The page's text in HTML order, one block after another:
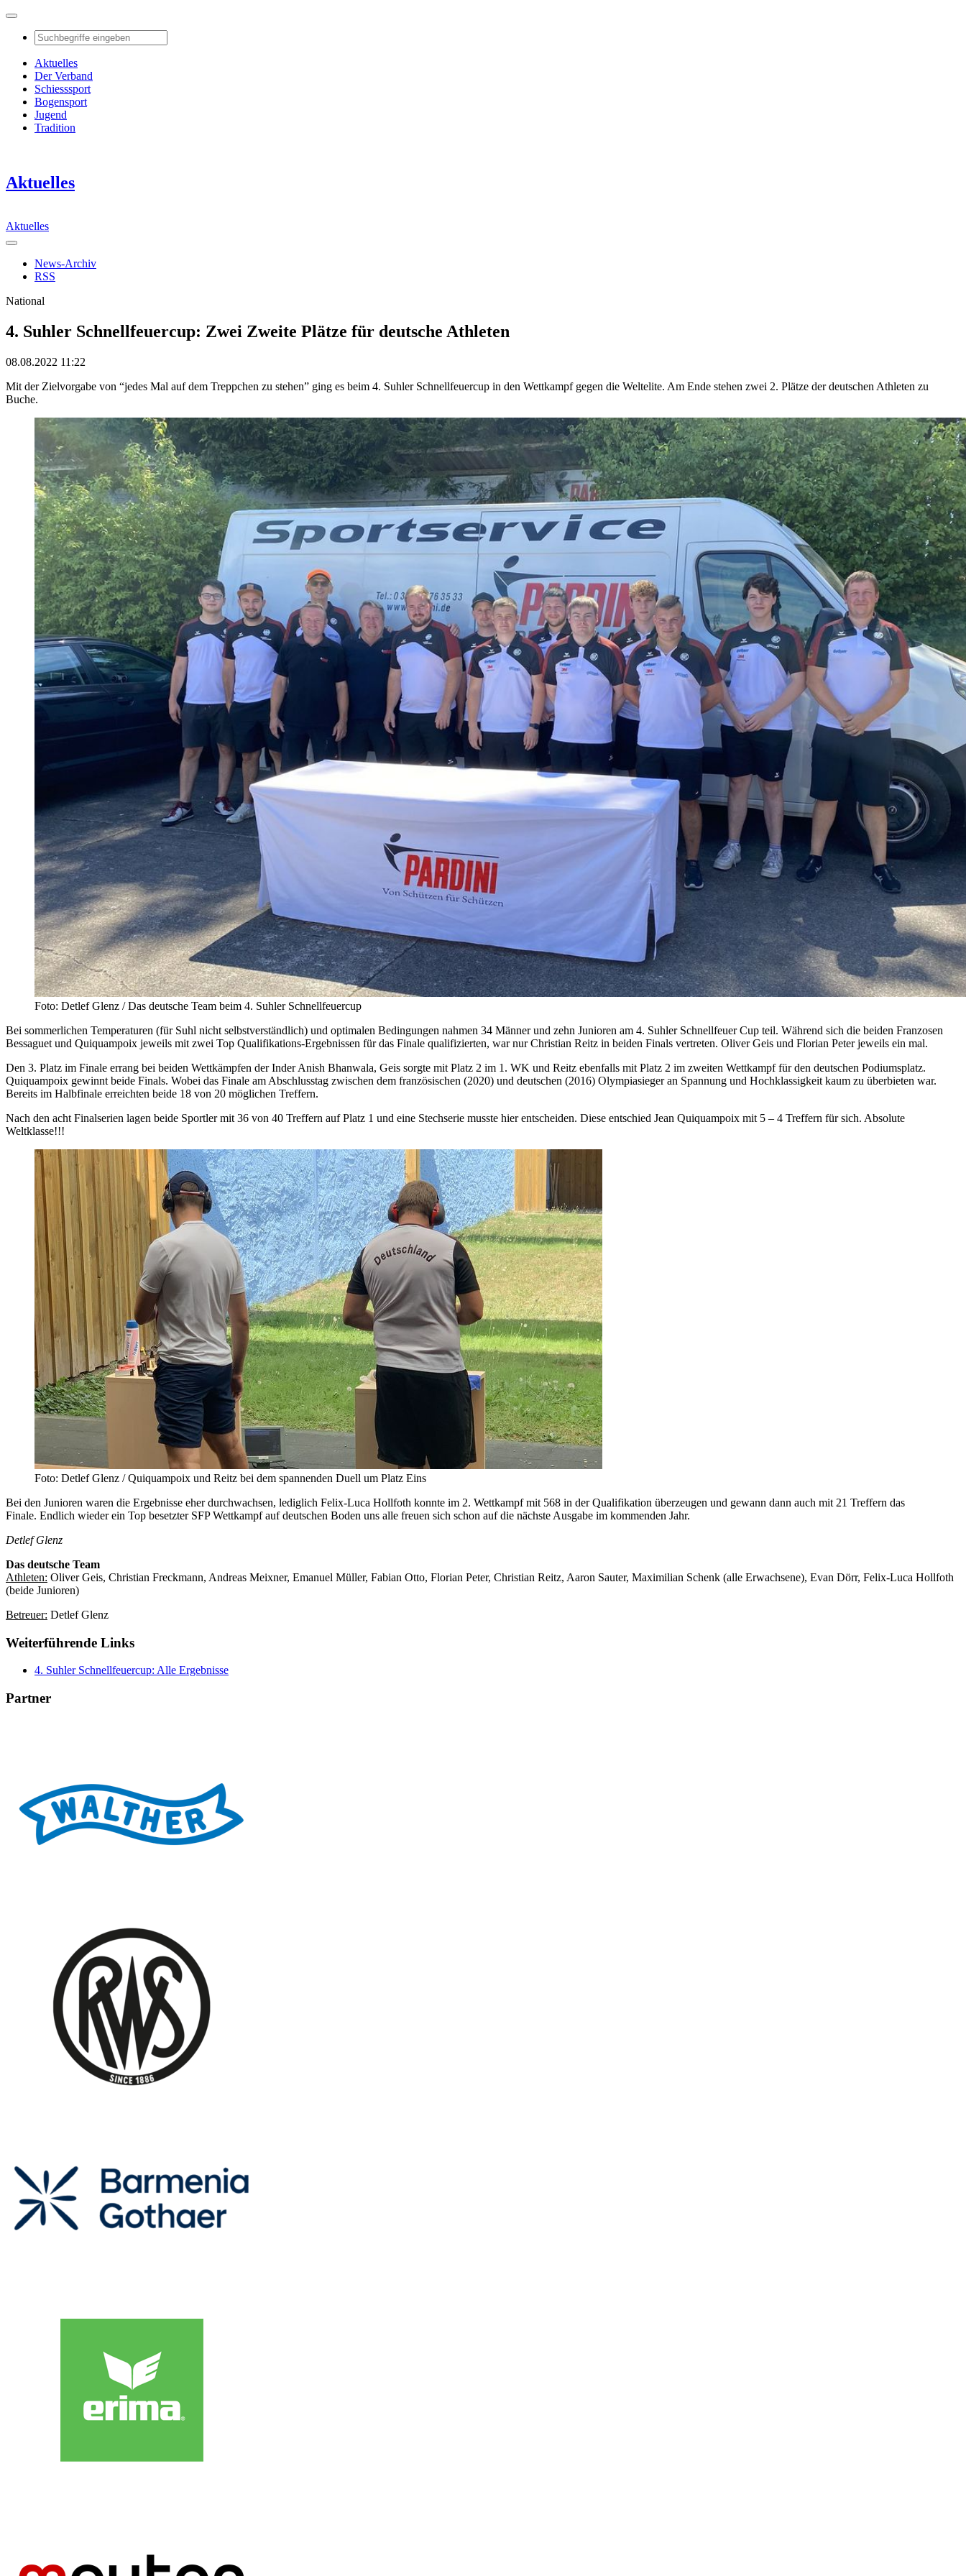
Aktuelles
Der Verband
Schiesssport
Bogensport
Jugend
Tradition
Aktuelles
Aktuelles
News-Archiv
RSS
National
4. Suhler Schnellfeuercup: Zwei Zweite Plätze für deutsche Athleten
08.08.2022 11:22
Mit der Zielvorgabe von “jedes Mal auf dem Treppchen zu stehen” ging es beim 4. Suhler Schnellfeuercup in den Wettkampf gegen die Weltelite. Am Ende stehen zwei 2. Plätze der deutschen Athleten zu
Buche.
Foto: Detlef Glenz / Das deutsche Team beim 4. Suhler Schnellfeuercup
Bei sommerlichen Temperaturen (für Suhl nicht selbstverständlich) und optimalen Bedingungen nahmen 34 Männer und zehn Junioren am 4. Suhler Schnellfeuer Cup teil. Während sich die beiden Franzosen
Bessaguet und Quiquampoix jeweils mit zwei Top Qualifikations-Ergebnissen für das Finale qualifizierten, war nur Christian Reitz in beiden Finals vertreten. Oliver Geis und Florian Peter jeweils ein mal.
Den 3. Platz im Finale errang bei beiden Wettkämpfen der Inder Anish Bhanwala, Geis sorgte mit Platz 2 im 1. WK und Reitz ebenfalls mit Platz 2 im zweiten Wettkampf für den deutschen Podiumsplatz.
Quiquampoix gewinnt beide Finals. Wobei das Finale am Abschlusstag zwischen dem französischen (2020) und deutschen (2016) Olympiasieger an Spannung und Hochklassigkeit kaum zu überbieten war.
Bereits im Halbfinale erreichten beide 18 von 20 möglichen Treffern.
Nach den acht Finalserien lagen beide Sportler mit 36 von 40 Treffern auf Platz 1 und eine Stechserie musste hier entscheiden. Diese entschied Jean Quiquampoix mit 5 – 4 Treffern für sich. Absolute
Weltklasse!!!
Foto: Detlef Glenz / Quiquampoix und Reitz bei dem spannenden Duell um Platz Eins
Bei den Junioren waren die Ergebnisse eher durchwachsen, lediglich Felix-Luca Hollfoth konnte im 2. Wettkampf mit 568 in der Qualifikation überzeugen und gewann dann auch mit 21 Treffern das
Finale. Endlich wieder ein Top besetzter SFP Wettkampf auf deutschen Boden uns alle freuen sich schon auf die nächste Ausgabe im kommenden Jahr.
Detlef Glenz
Das deutsche Team
Athleten: Oliver Geis, Christian Freckmann, Andreas Meixner, Emanuel Müller, Fabian Otto, Florian Peter, Christian Reitz, Aaron Sauter, Maximilian Schenk (alle Erwachsene), Evan Dörr, Felix-Luca Hollfoth
(beide Junioren)
Betreuer: Detlef Glenz
Weiterführende Links
4. Suhler Schnellfeuercup: Alle Ergebnisse
Partner